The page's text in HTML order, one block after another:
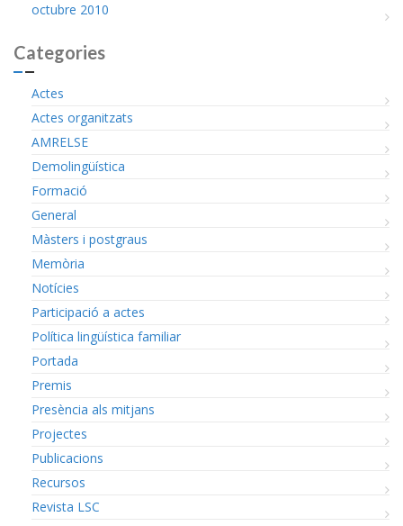
octubre 2010
Categories
Actes
Actes organitzats
AMRELSE
Demolingüística
Formació
General
Màsters i postgraus
Memòria
Notícies
Participació a actes
Política lingüística familiar
Portada
Premis
Presència als mitjans
Projectes
Publicacions
Recursos
Revista LSC